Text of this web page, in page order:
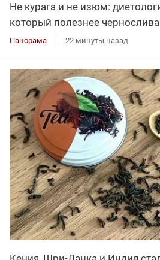
Не курага и не изюм:
который полезнее
Панорама 22 минуты назад